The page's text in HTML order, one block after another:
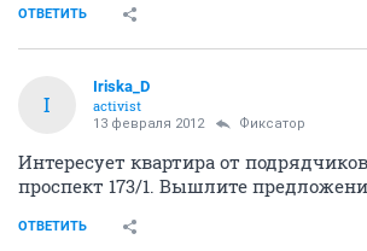
ОТВЕТИТЬ
I
Iriska_D
activist
13 февраля 2012 Фиксатоp
Интересует квартира от
проспект 173/1. Вышлите
ОТВЕТИТЬ